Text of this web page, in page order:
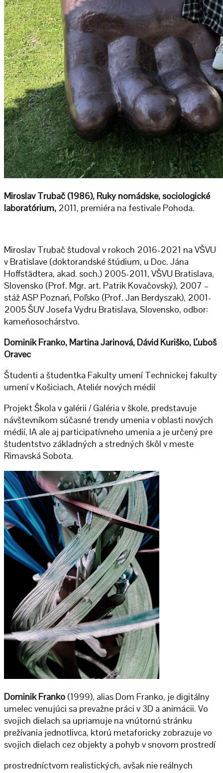
Miroslav Trubač (1986), Ruky nomádske, sociologické
laboratórium, 2011, premiéra na festivale Pohoda.
Miroslav Trubač študoval v rokoch 2016-2021 na VŠVU
v Bratislave (doktorandské štúdium, u Doc. Jána
Hoffstädtera, akad. soch.) 2005-2011, VŠVU Bratislava,
Slovensko (Prof. Mgr. art. Patrik Kovačovský), 2007 –
stáž ASP Poznań, Poľsko (Prof. Jan Berdyszak), 2001-
2005 ŠUV Josefa Vydru Bratislava, Slovensko, odbor:
kameňosochárstvo.
Dominik Franko, Martina Jarinová, Dávid Kuriško, Ľuboš
Oravec
Študenti a študentka Fakulty umení Technickej fakulty
umení v Košiciach, Ateliér nových médií
Projekt Škola v galérii / Galéria v škole, predstavuje
návštevníkom súčasné trendy umenia v oblasti nových
médií, IA ale aj participatívneho umenia a je určený pre
študentstvo základných a stredných škôl v meste
Rimavská Sobota.
Dominik Franko (1999), alias Dom Franko, je digitálny
umelec venujúci sa prevažne práci v 3D a animácii. Vo
svojich dielach sa upriamuje na vnútornú stránku
prežívania jednotlivca, ktorú metaforicky zobrazuje vo
svojich dielach cez objekty a pohyb v snovom prostredí
prostredníctvom realistických, avšak nie reálnych